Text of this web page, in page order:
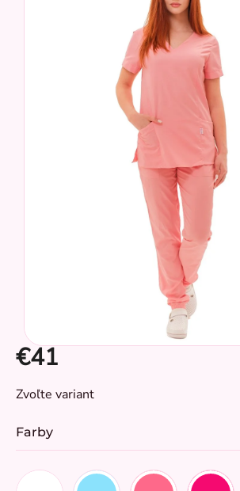
€41
Jednotková
Zvoľte variant
Farby